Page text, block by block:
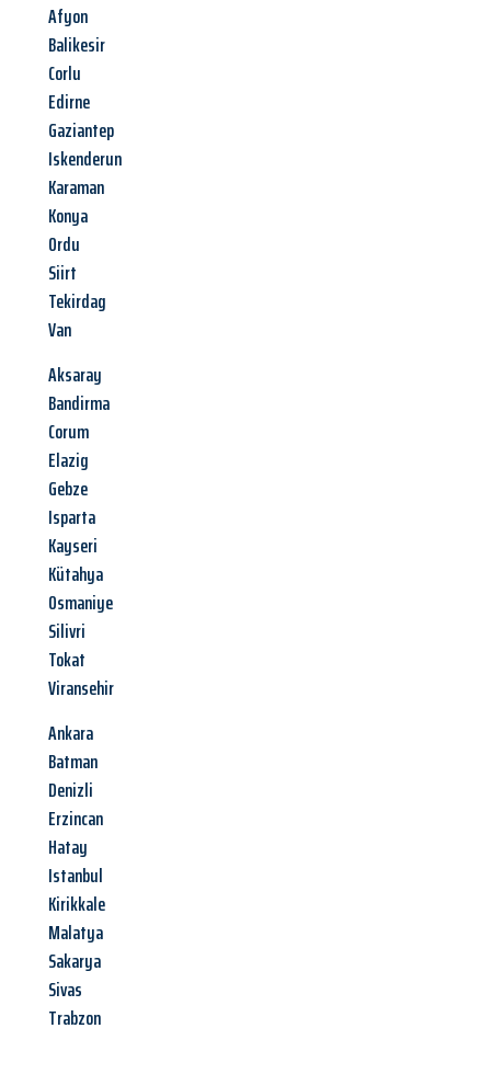
Afyon
Balikesir
Corlu
Edirne
Gaziantep
Iskenderun
Karaman
Konya
Ordu
Siirt
Tekirdag
Van
Aksaray
Bandirma
Corum
Elazig
Gebze
Isparta
Kayseri
Kütahya
Osmaniye
Silivri
Tokat
Viransehir
Ankara
Batman
Denizli
Erzincan
Hatay
Istanbul
Kirikkale
Malatya
Sakarya
Sivas
Trabzon